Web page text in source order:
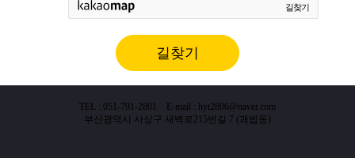
길찾기
길찾기
TEL : 051-791-2801 E-mail : hyt2806@naver.com
부산광역시 사상구 새벽로215번길 7 (괘법동)